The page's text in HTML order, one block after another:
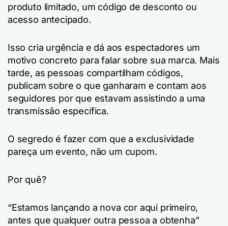
produto limitado, um código de desconto ou
acesso antecipado.
Isso cria urgência e dá aos espectadores um
motivo concreto para falar sobre sua marca. Mais
tarde, as pessoas compartilham códigos,
publicam sobre o que ganharam e contam aos
seguidores por que estavam assistindo a uma
transmissão específica.
O segredo é fazer com que a exclusividade
pareça um evento, não um cupom.
Por quê?
“Estamos lançando a nova cor aqui primeiro,
antes que qualquer outra pessoa a obtenha”